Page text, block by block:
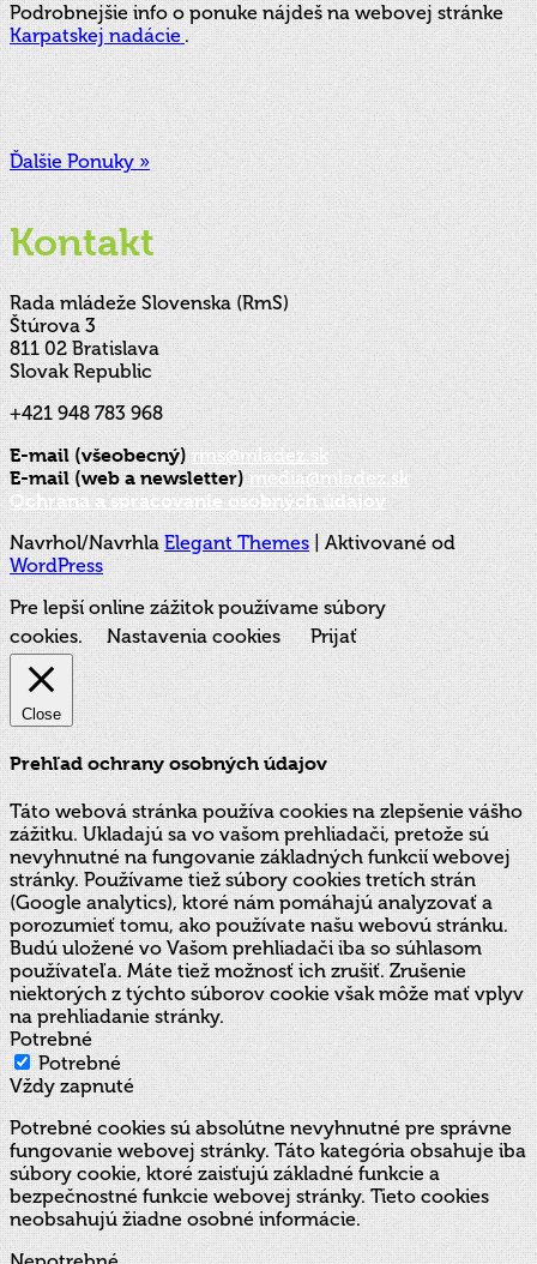
Podrobnejšie info o ponuke nájdeš na webovej stránke
Karpatskej nadácie.
Ďalšie Ponuky »
Kontakt
Rada mládeže Slovenska (RmS)
Štúrova 3
811 02 Bratislava
Slovak Republic
+421 948 783 968
E-mail (všeobecný)rms@mladez.sk
E-mail (web a newsletter) media@mladez.sk
Ochrana a spracovanie osobných údajov
Navrhol/NavrhlaElegant Themes| Aktivované od
WordPress
Pre lepší online zážitok používame súbory
cookies.
Nastavenia cookies Prijať
Close
Prehľad ochrany osobných údajov
Táto webová stránka používa cookies na zlepšenie vášho
zážitku. Ukladajú sa vo vašom prehliadači, pretože sú
nevyhnutné na fungovanie základných funkcií webovej
stránky. Používame tiež súbory cookies tretích strán
(Google analytics), ktoré nám pomáhajú analyzovať a
porozumieť tomu, ako používate našu webovú stránku.
Budú uložené vo Vašom prehliadači iba so súhlasom
používateľa. Máte tiež možnosť ich zrušiť. Zrušenie
niektorých z týchto súborov cookie však môže mať vplyv
na prehliadanie stránky.
Potrebné
Potrebné
Vždy zapnuté
Potrebné cookies sú absolútne nevyhnutné pre správne
fungovanie webovej stránky. Táto kategória obsahuje iba
súbory cookie, ktoré zaisťujú základné funkcie a
bezpečnostné funkcie webovej stránky. Tieto cookies
neobsahujú žiadne osobné informácie.